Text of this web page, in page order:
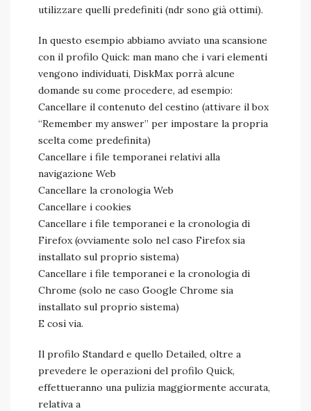
utilizzare quelli predefiniti (ndr sono già ottimi).
In questo esempio abbiamo avviato una scansione
con il profilo Quick: man mano che i vari elementi
vengono individuati, DiskMax porrà alcune
domande su come procedere, ad esempio:
Cancellare il contenuto del cestino (attivare il box
“Remember my answer” per impostare la propria
scelta come predefinita)
Cancellare i file temporanei relativi alla
navigazione Web
Cancellare la cronologia Web
Cancellare i cookies
Cancellare i file temporanei e la cronologia di
Firefox (ovviamente solo nel caso Firefox sia
installato sul proprio sistema)
Cancellare i file temporanei e la cronologia di
Chrome (solo ne caso Google Chrome sia
installato sul proprio sistema)
E così via.
Il profilo Standard e quello Detailed, oltre a
prevedere le operazioni del profilo Quick,
effettueranno una pulizia maggiormente accurata,
relativa a